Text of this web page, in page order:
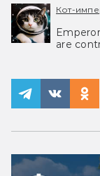
Кот-
are